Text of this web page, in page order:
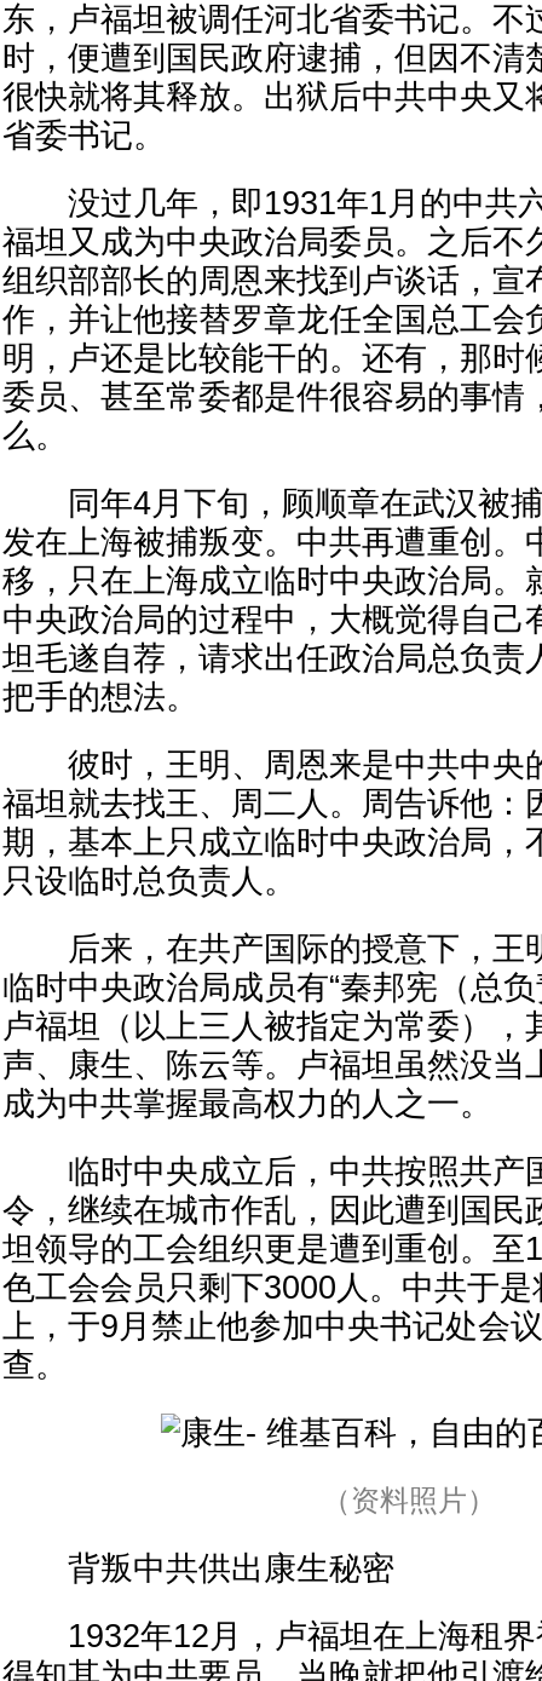
东，卢福坦被调任河北省委书记。不
时，便遭到国民政府逮捕，但因不清
很快就将其释放。出狱后中共中央又
省委书记。
没过几年，即1931年1月的中共
福坦又成为中央政治局委员。之后不
组织部部长的周恩来找到卢谈话，宣
作，并让他接替罗章龙任全国总工会
明，卢还是比较能干的。还有，那时
委员、甚至常委都是件很容易的事情
么。
同年4月下旬，顾顺章在武汉被捕
发在上海被捕叛变。中共再遭重创。
移，只在上海成立临时中央政治局。
中央政治局的过程中，大概觉得自己
坦毛遂自荐，请求出任政治局总负责
把手的想法。
彼时，王明、周恩来是中共中央
福坦就去找王、周二人。周告诉他：
期，基本上只成立临时中央政治局，
只设临时总负责人。
后来，在共产国际的授意下，王
临时中央政治局成员有“秦邦宪（总
卢福坦（以上三人被指定为常委），
声、康生、陈云等。卢福坦虽然没当
成为中共掌握最高权力的人之一。
临时中央成立后，中共按照共产
令，继续在城市作乱，因此遭到国民
坦领导的工会组织更是遭到重创。至
色工会会员只剩下3000人。中共于
上，于9月禁止他参加中央书记处会
查。
（资料照片）
背叛中共供出康生秘密
1932年12月，卢福坦在上海租界